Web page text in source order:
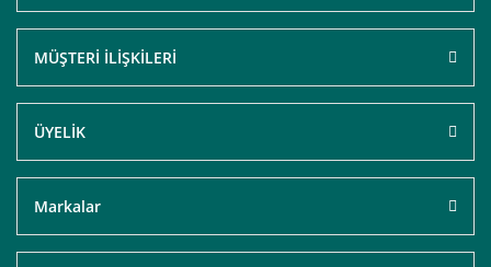
MÜŞTERİ İLİŞKİLERİ
ÜYELİK
Markalar